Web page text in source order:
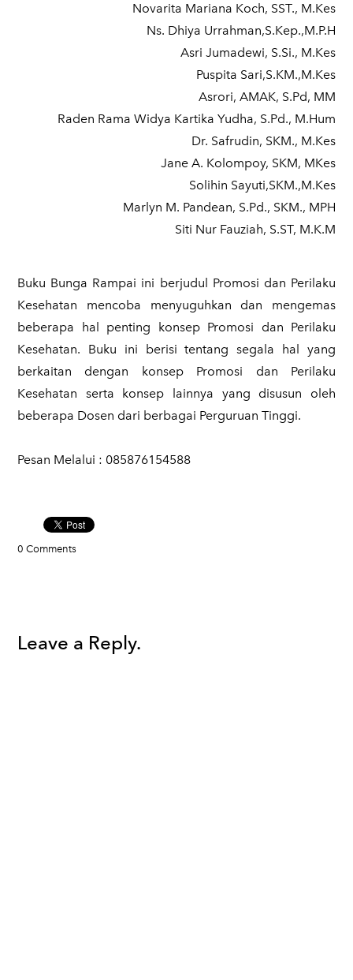
Novarita Mariana Koch, SST., M.Kes
Ns. Dhiya Urrahman,S.Kep.,M.P.H
Asri Jumadewi, S.Si., M.Kes
Puspita Sari,S.KM.,M.Kes
Asrori, AMAK, S.Pd, MM
Raden Rama Widya Kartika Yudha, S.Pd., M.Hum
Dr. Safrudin, SKM., M.Kes
Jane A. Kolompoy, SKM, MKes
Solihin Sayuti,SKM.,M.Kes
Marlyn M. Pandean, S.Pd., SKM., MPH
Siti Nur Fauziah, S.ST, M.K.M
Buku Bunga Rampai ini berjudul Promosi dan Perilaku
Kesehatan mencoba menyuguhkan dan mengemas
beberapa hal penting konsep Promosi dan Perilaku
Kesehatan. Buku ini berisi tentang segala hal yang
berkaitan dengan konsep Promosi dan Perilaku
Kesehatan serta konsep lainnya yang disusun oleh
beberapa Dosen dari berbagai Perguruan Tinggi.
Pesan Melalui : 085876154588​
0 Comments
Leave a Reply.